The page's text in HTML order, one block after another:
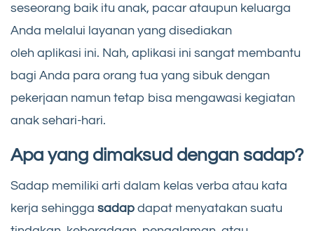
seseorang baik itu anak, pacar ataupun keluarga
Anda melalui layanan yang disediakan
oleh aplikasi ini. Nah, aplikasi ini sangat membantu
bagi Anda para orang tua yang sibuk dengan
pekerjaan namun tetap bisa mengawasi kegiatan
anak sehari-hari.
Apa yang dimaksud dengan sadap?
Sadap memiliki arti dalam kelas verba atau kata
kerja sehingga sadap dapat menyatakan suatu